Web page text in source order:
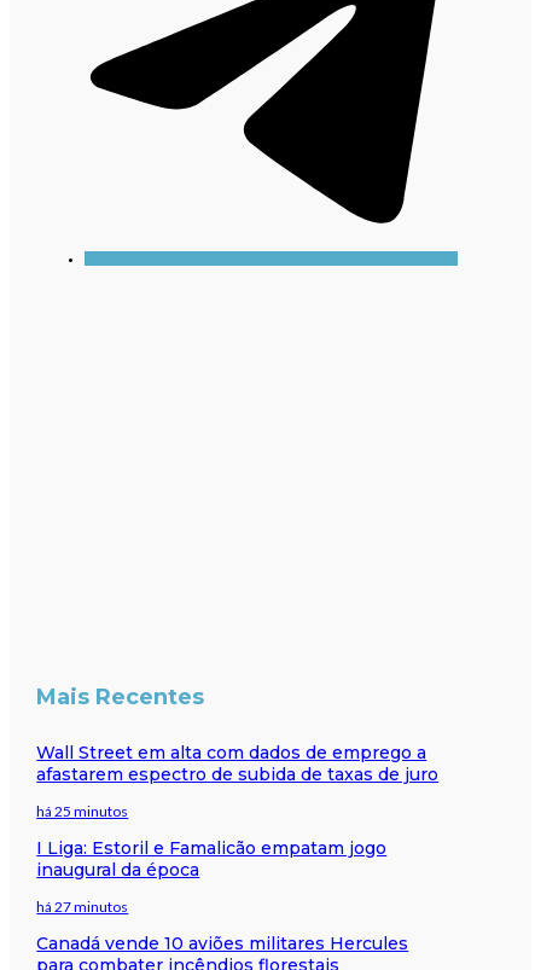
Mais Recentes
Wall Street em alta com dados de emprego a
afastarem espectro de subida de taxas de juro
há 25 minutos
I Liga: Estoril e Famalicão empatam jogo
inaugural da época
há 27 minutos
Canadá vende 10 aviões militares Hercules
para combater incêndios florestais